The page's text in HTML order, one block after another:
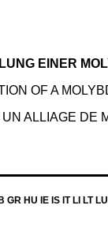
EINER
OF A
ALLIAGE DE
GR HU IE IS IT LI LT